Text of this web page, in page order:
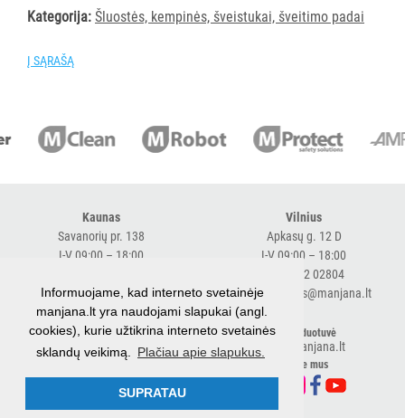
priežiūros
aksesuarai
PIRŠTINĖS
HIGIENAI
GRINDŲ
VALYMO
ĮRANGA
SKALBIMO
Kategorija: Šluostės, kempinės, šveistukai, šveitimo padai
Į SĄRAŠĄ
Kaunas
Savanorių pr. 138
I-V 09:00 – 18:00
expresskaunas@manjana.lt
Vilnius
Apkasų g. 12 D
I-V 09:00 – 18:00
+370 682 02804
expressvilnius@manjana.lt
Klaipėda
Baltijos pr. 26 B
+370 616 76501
expressklaipeda@manjana.lt
El. parduotuvė
shop.manjana.lt
Sekite mus
Informuojame, kad interneto svetainėje
manjana.lt yra naudojami slapukai (angl.
cookies), kurie užtikrina interneto svetainės
sklandų veikimą.
Plačiau apie slapukus.
SUPRATAU